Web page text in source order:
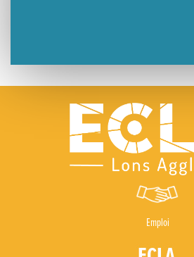
Emploi